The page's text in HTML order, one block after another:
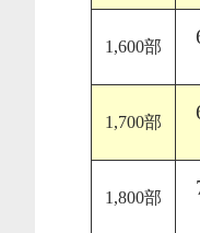
1,600部
1,700部
1,800部